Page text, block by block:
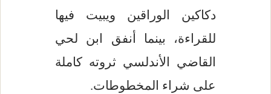
دكاكين الوراقين ويبيت فيها
للقراءة، بينما أنفق ابن لحي
القاضي الأندلسي ثروته كاملة
على شراء المخطوطات.